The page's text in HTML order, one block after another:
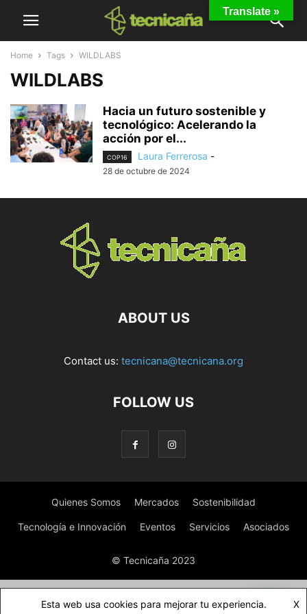
Home Tags WILDLABS
WILDLABS
Hacia un futuro sostenible y
tecnológico: Acelerando la
acción por el...
COP16 Laura Ferrerosa -
28 de octubre de 2024
ABOUT US
Contact us: tecnicana@tecnicana.org
FOLLOW US
Quienes Somos Mercados Sostenibilidad
Tecnología e Innovación Eventos Servicios Asociados
© Tecnicaña 2023
Translate »
Esta web usa cookies para mejorar tu experiencia.
X